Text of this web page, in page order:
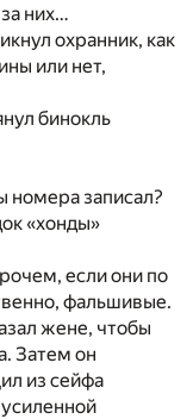
них…
охранник, как
или нет,
бинокль
записал?
«хонды»
если они по
фальшивые.
жене, чтобы
Затем он
из сейфа